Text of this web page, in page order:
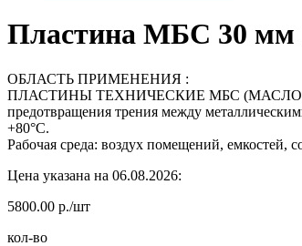
Пластина МБС 30 мм
ОБЛАСТЬ ПРИМЕНЕНИЯ :
ПЛАСТИНЫ ТЕХНИЧЕСКИЕ МБС
предотвращения трения между
+80°С.
Рабочая среда: воздух помещений, емкостей,
Цена указана на 06.08.2026:
5800.00 р./шт
кол-во